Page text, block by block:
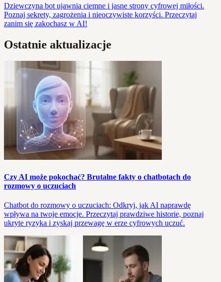
Dziewczyna bot ujawnia ciemne i jasne strony cyfrowej miłości.
Poznaj sekrety, zagrożenia i nieoczywiste korzyści. Przeczytaj
zanim się zakochasz w AI!
Ostatnie aktualizacje
Czy AI może pokochać? Brutalne fakty o chatbotach do
rozmowy o uczuciach
Chatbot do rozmowy o uczuciach: Odkryj, jak AI naprawdę
wpływa na twoje emocje. Przeczytaj prawdziwe historie, poznaj
ukryte ryzyka i zyskaj przewagę w erze cyfrowych uczuć.